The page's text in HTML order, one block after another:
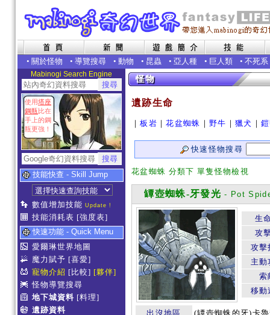
• 關於怪物 • 導覽搜尋 • 動物 • 昆蟲 • 亞人種 • 巨人類 • 不死系
Mabinogi Search Engine
使用塔座
鋼瓶比在
手上的鋼
瓶更強！
技能快查 - Skill Jump
數值增加技能 Update !
技能消耗表 [強度表]
快速功能 - Quick Menu
愛爾琳世界地圖
魔力賦予 [喜愛]
寵物介紹 [比較] [夥伴]
怪物導覽搜尋
地下城資料 [料理]
遺跡資料
遺跡生命
｜板岩 ｜花盆蜘蛛 ｜野牛 ｜獵犬 ｜
快速怪物搜尋
花盆蜘蛛 分類下 單隻怪物檢視
罈壺蜘蛛-牙發光 - Pot
生
攻
攻擊
主動
索
移動
出沒地區
(罈壺蜘蛛的牙)卡